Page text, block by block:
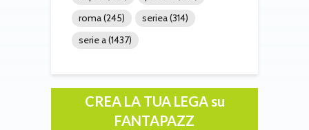
roma(245) seriea(314)
serie a(1437)
CREA LA TUA LEGA su
FANTAPAZZ